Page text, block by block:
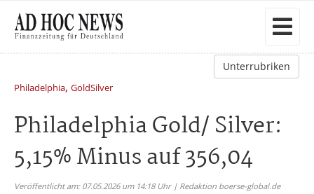
Unterrubriken
Philadelphia, GoldSilver
Philadelphia Gold/ Silver:
5,15% Minus auf 356,04
Veröffentlicht am: 07.05.2026 um 14:18 Uhr | Redaktion boerse-global.de